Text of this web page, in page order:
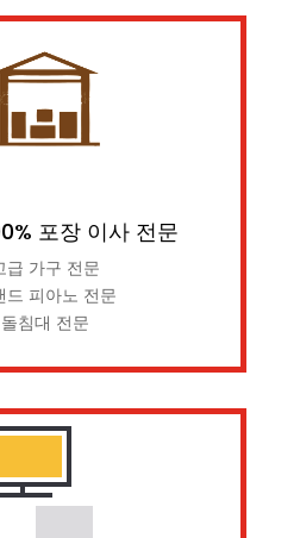
포장 이사 전문
급 가구 전문
드 피아노 전문
돌침대 전문